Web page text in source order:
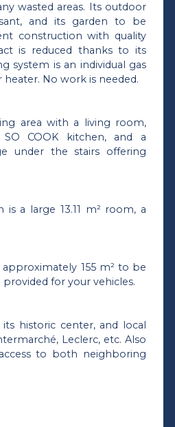
wasted areas. Its outdoor
and its garden to be
construction with quality
is reduced thanks to its
system is an individual gas
No work is needed.
area with a living room,
COOK kitchen, and a
under the stairs offering
a large 13.11 m² room, a
155 m² to be
for your vehicles.
historic center, and local
Leclerc, etc. Also
to both neighboring